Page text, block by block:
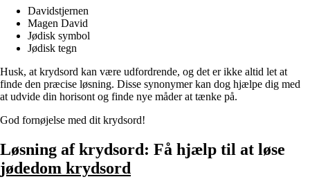
Davidstjernen
Magen David
Jødisk symbol
Jødisk tegn
Husk, at krydsord kan være udfordrende, og det er ikke altid let at
finde den præcise løsning. Disse synonymer kan dog hjælpe dig med
at udvide din horisont og finde nye måder at tænke på.
God fornøjelse med dit krydsord!
Løsning af krydsord: Få hjælp til at løse
jødedom krydsord